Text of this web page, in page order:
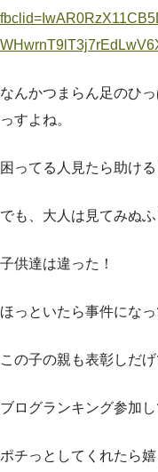
なんかつまらん足のひ
っすよね。
困ってる人見たら助ける
でも、大人は見てみぬふ
子供達は違った！
ほっといたら事件になっ
この子の親も表彰しだ
ブログランキング参加
ポチっとしてくれたら